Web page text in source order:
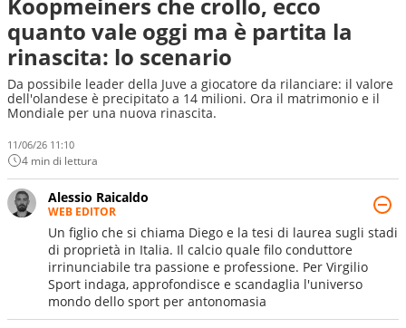
quanto vale oggi ma è partita la
rinascita: lo scenario
Da possibile leader della Juve a giocatore da rilanciare: il valore
dell'olandese è precipitato a 14 milioni. Ora il matrimonio e il
Mondiale per una nuova rinascita.
11/06/26 11:10
4 min di lettura
Alessio Raicaldo
WEB EDITOR
Un figlio che si chiama Diego e la tesi di laurea sugli stadi
di proprietà in Italia. Il calcio quale filo conduttore
irrinunciabile tra passione e professione. Per Virgilio
Sport indaga, approfondisce e scandaglia l'universo
mondo dello sport per antonomasia